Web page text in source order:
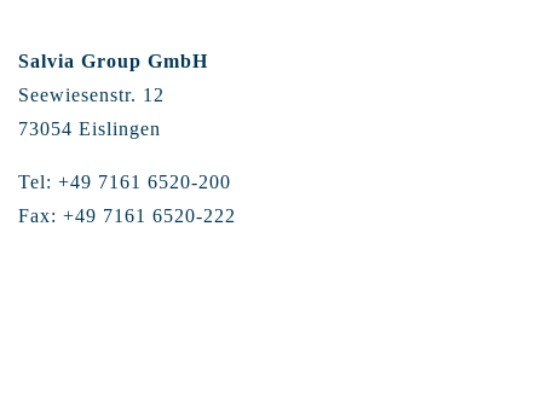
Salvia Group GmbH
Seewiesenstr. 12
73054 Eislingen
Tel: +49 7161 6520-200
Fax: +49 7161 6520-222